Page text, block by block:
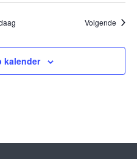
Volgende
kalender